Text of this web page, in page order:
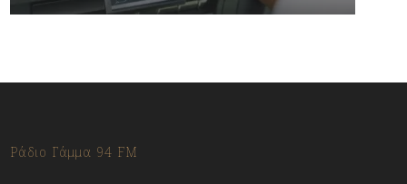
Ράδιο Γάμμα 94 FM